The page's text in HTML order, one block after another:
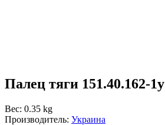
Палец тяги 151.40.162-1у
Вес: 0.35 kg
Производитель: Украина